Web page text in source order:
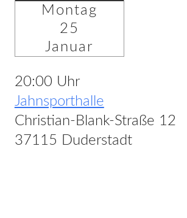
Montag
25
Januar
20:00 Uhr
Jahnsporthalle
Christian-Blank-Straße 12
37115 Duderstadt